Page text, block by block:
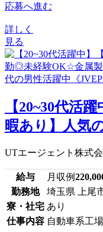
応募へ進む
詳しく
見る
【20~30代活
暇あり】人気
UTエージェント株式
給与 月収例
勤務地
埼玉県 上尾
寮・社宅 あり
仕事内容 自動車系工